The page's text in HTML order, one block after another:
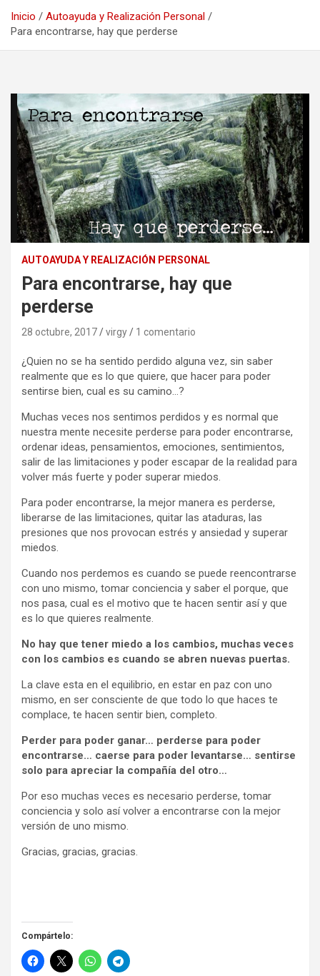
Inicio
Autoayuda y Realización Personal
Para encontrarse, hay que perderse
AUTOAYUDA Y REALIZACIÓN PERSONAL
Para encontrarse, hay que
perderse
28 octubre, 2017 virgy 1 comentario
¿Quien no se ha sentido perdido alguna vez, sin saber
realmente que es lo que quiere, que hacer para poder
sentirse bien, cual es su camino…?
Muchas veces nos sentimos perdidos y es normal que
nuestra mente necesite perderse para poder encontrarse,
ordenar ideas, pensamientos, emociones, sentimientos,
salir de las limitaciones y poder escapar de la realidad para
volver más fuerte y poder superar miedos.
Para poder encontrarse, la mejor manera es perderse,
liberarse de las limitaciones, quitar las ataduras, las
presiones que nos provocan estrés y ansiedad y superar
miedos.
Cuando nos perdemos es cuando se puede reencontrarse
con uno mismo, tomar conciencia y saber el porque, que
nos pasa, cual es el motivo que te hacen sentir así y que
es lo que quieres realmente.
No hay que tener miedo a los cambios, muchas veces
con los cambios es cuando se abren nuevas puertas.
La clave esta en el equilibrio, en estar en paz con uno
mismo, en ser consciente de que todo lo que haces te
complace, te hacen sentir bien, completo.
Perder para poder ganar… perderse para poder
encontrarse… caerse para poder levantarse… sentirse
solo para apreciar la compañía del otro…
Por eso muchas veces es necesario perderse, tomar
conciencia y solo así volver a encontrarse con la mejor
versión de uno mismo.
Gracias, gracias, gracias.
Compártelo: